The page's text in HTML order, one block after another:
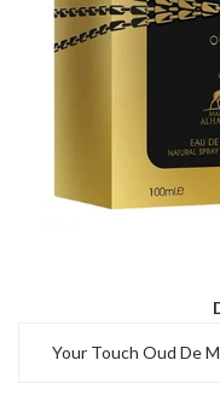
Your Touch Oud De